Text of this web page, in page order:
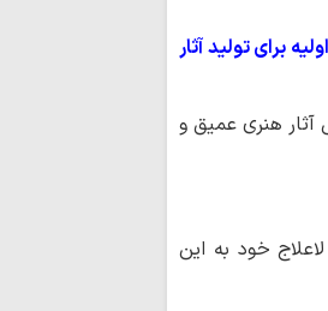
برای تولید آثار
آثار هنری عمیق و
خود به این